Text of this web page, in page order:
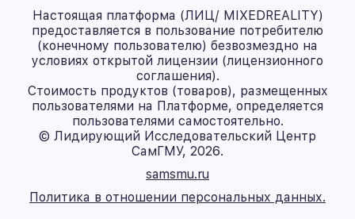
Настоящая платформа (ЛИЦ/ MIXEDREALITY)
предоставляется в пользование потребителю
(конечному пользователю) безвозмездно на
условиях открытой лицензии (лицензионного
соглашения).
Стоимость продуктов (товаров), размещенных
пользователями на Платформе, определяется
пользователями самостоятельно.
© Лидирующий Исследовательский Центр
СамГМУ, 2026.
samsmu.ru
Политика в отношении персональных данных.